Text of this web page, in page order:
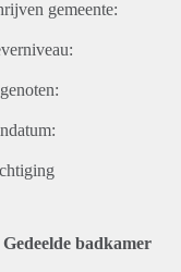
gemeente:
Gedeelde badkamer